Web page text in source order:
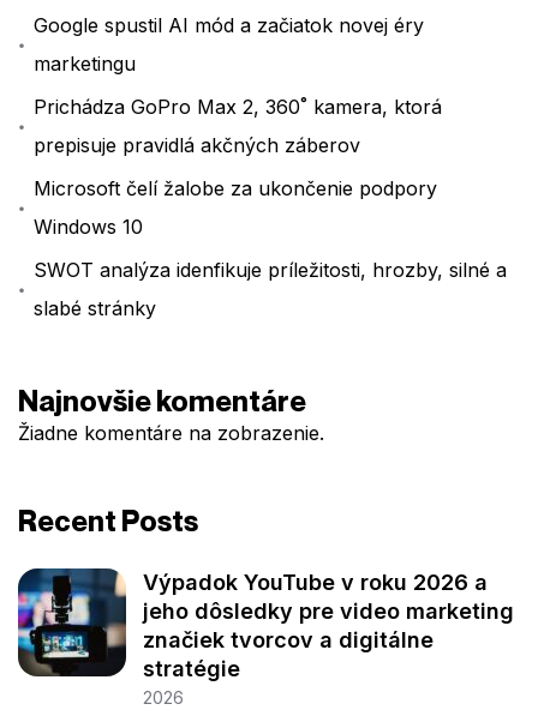
Google spustil AI mód a začiatok novej éry
marketingu
Prichádza GoPro Max 2, 360˚ kamera, ktorá
prepisuje pravidlá akčných záberov
Microsoft čelí žalobe za ukončenie podpory
Windows 10
SWOT analýza idenfikuje príležitosti, hrozby, silné a
slabé stránky
Najnovšie komentáre
Žiadne komentáre na zobrazenie.
Recent Posts
Výpadok YouTube v roku 2026 a
jeho dôsledky pre video marketing
značiek tvorcov a digitálne
stratégie
2026